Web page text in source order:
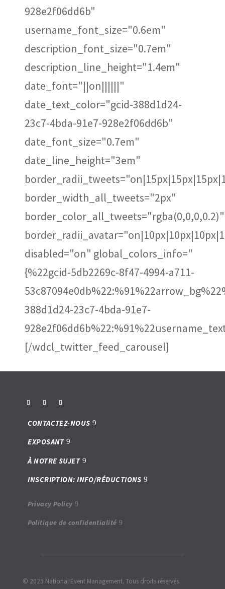
928e2f06dd6b"
username_font_size="0.6em"
description_font_size="0.7em"
description_line_height="1.4em"
date_font="||on||||||"
date_text_color="gcid-388d1d24-
23c7-4bda-91e7-928e2f06dd6b"
date_font_size="0.7em"
date_line_height="3em"
border_width_all_tweets="2px"
border_color_all_tweets="rgba(0,0,0,0.2)"
disabled="on" global_colors_info="
{%22gcid-5db2269c-8f47-4994-a711-
388d1d24-23c7-4bda-91e7-
[/wdcl_twitter_feed_carousel]
CONTACTEZ-NOUS
EXPOSANT
À NOTRE SUJET
INSCRIPTION: INFO/RÉDUCTIONS
Privacy Policy
Politique de confidentialité
© 2025 National Event Management. Tous droits réservés.